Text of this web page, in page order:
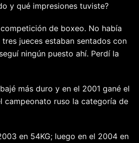
y qué impresiones tuviste?
de boxeo. No había
jueces estaban sentados con
ningún puesto ahí. Perdí la
más duro y en el 2001 gané el
campeonato ruso la categoría de
en 54KG; luego en el 2004 en